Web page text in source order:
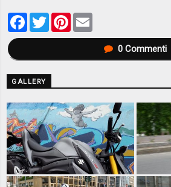
Facebook
TwitterPinterest
0Commenti
GALLERY